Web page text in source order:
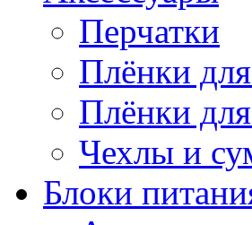
Перчатки
Плёнки
Плёнки
Чехлы и
Блоки